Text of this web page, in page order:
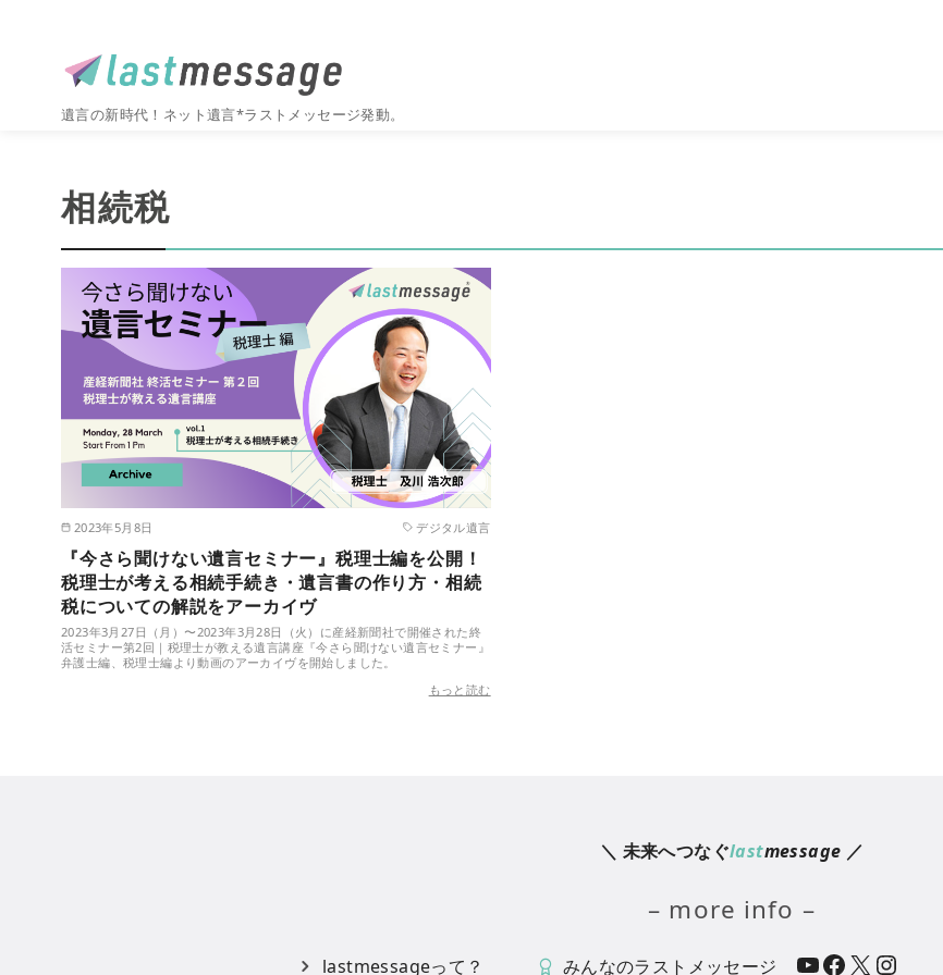
遺言の新時代！ネット遺言*ラストメッセージ発動。
相続税
2023年5月8日 デジタル遺言
『今さら聞けない遺言セミナー』税理士編を公開！
税理士が考える相続手続き・遺言書の作り方・相続
税についての解説をアーカイヴ
2023年3月27日（月）〜2023年3月28日（火）に産経新聞社で開催された終
活セミナー第2回｜税理士が教える遺言講座『今さら聞けない遺言セミナー』
弁護士編、税理士編より動画のアーカイヴを開始しました。
もっと読む
＼ 未来へつなぐlastmessage ／
– more info –
lastmessageって？ みんなのラストメッセージ YouTube Facebook X Instagram